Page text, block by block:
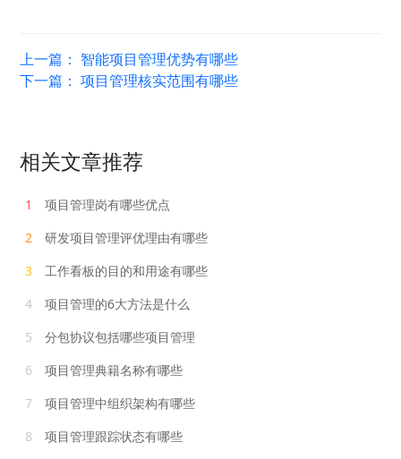
上一篇： 智能项目管理优势有哪些
下一篇：项目管理核实范围有哪些
相关文章推荐
1
项目管理岗有哪些优点
2
研发项目管理评优理由有哪些
3
工作看板的目的和用途有哪些
4
项目管理的6大方法是什么
5
分包协议包括哪些项目管理
6
项目管理典籍名称有哪些
7
项目管理中组织架构有哪些
8
项目管理跟踪状态有哪些